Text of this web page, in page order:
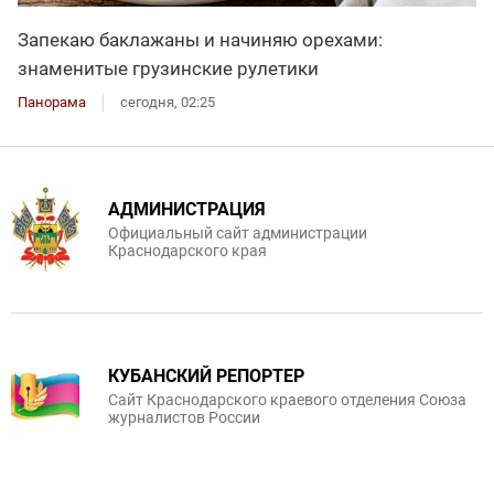
Запекаю баклажаны и начиняю орехами:
знаменитые грузинские рулетики
Панорама сегодня, 02:25
АДМИНИСТРАЦИЯ
Официальный сайт администрации
Краснодарского края
КУБАНСКИЙ РЕПОРТЕР
Сайт Краснодарского краевого отделения Союза
журналистов России